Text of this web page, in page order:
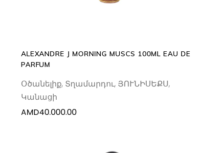
ALEXANDRE J MORNING MUSCS 100ML EAU DE
PARFUM
Օծանելիք, Տղամարդու, ՅՈՒՆԻՍԵՔՍ,
Կանացի
AMD40.000.00